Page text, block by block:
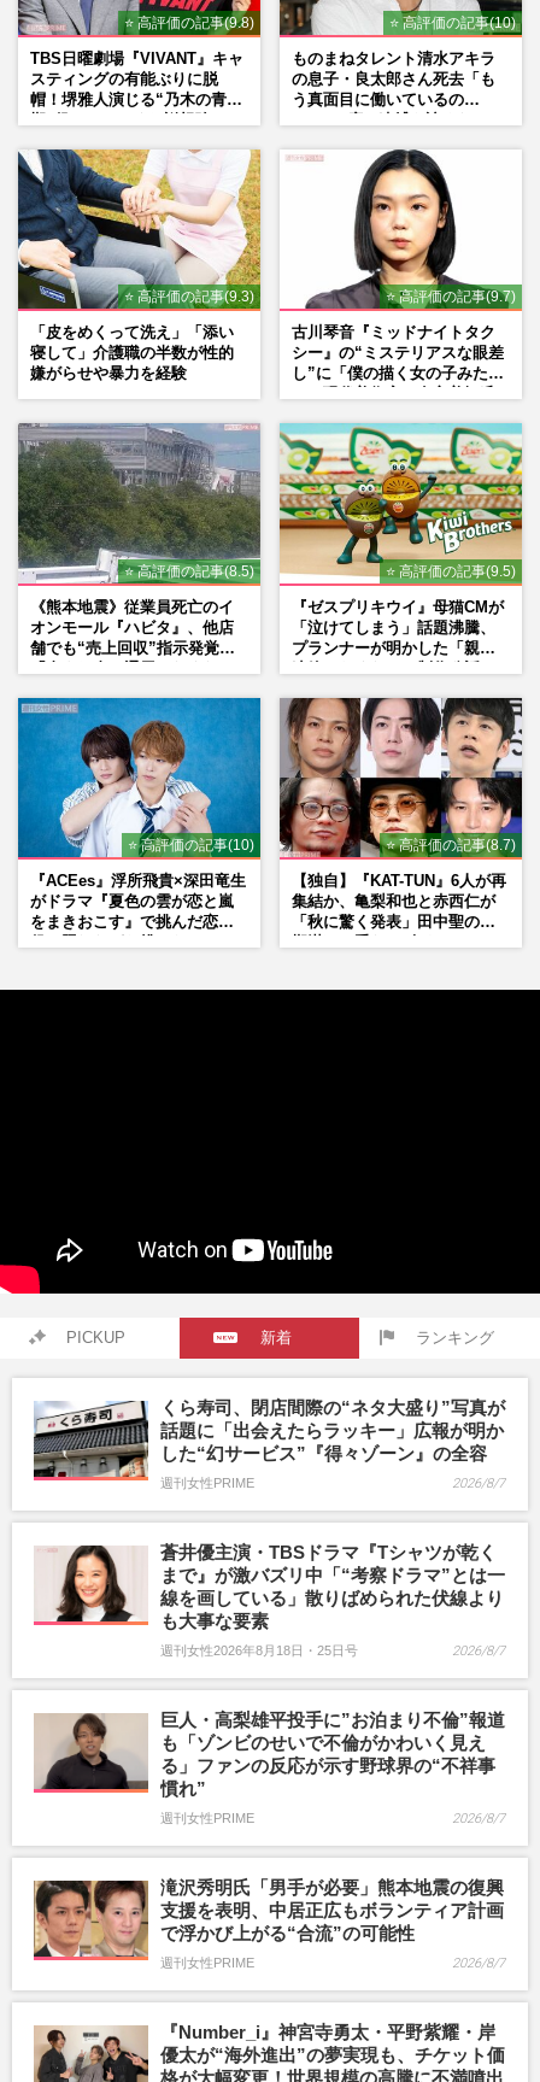
⭐ 高評価の記事(9.8)
TBS日曜劇場『VIVANT』キャ
スティングの有能ぶりに脱
帽！堺雅人演じる“乃木の青年
マン長男・櫻井海音だった
⭐ 高評価の記事(10)
ものまねタレント清水アキラ
の息子・良太郎さん死去「も
う真面目に働いているの
⭐ 高評価の記事(9.3)
「皮をめくって洗え」「添い
寝して」介護職の半数が性的
嫌がらせや暴力を経験
⭐ 高評価の記事(9.7)
古川琴音『ミッドナイトタク
シー』の“ミステリアスな眼差
し”に「僕の描く女の子みた
⭐ 高評価の記事(8.5)
《熊本地震》従業員死亡のイ
オンモール『ハビタ』、他店
舗でも“売上回収”指示発覚で
⭐ 高評価の記事(9.5)
『ゼスプリキウイ』母猫CMが
「泣けてしまう」話題沸騰、
プランナーが明かした「親に
⭐ 高評価の記事(10)
『ACEes』浮所飛貴×深田竜生
がドラマ『夏色の雲が恋と嵐
をまきおこす』で挑んだ恋人
⭐ 高評価の記事(8.7)
【独自】『KAT-TUN』6人が再
集結か、亀梨和也と赤西仁が
「秋に驚く発表」田中聖の刑
PICKUP 新着 ランキング
くら寿司、閉店間際の“ネタ大盛り”写真が
話題に「出会えたらラッキー」広報が明か
した“幻サービス”『得々ゾーン』の全容
週刊女性PRIME 2026/8/7
蒼井優主演・TBSドラマ『Tシャツが乾く
まで』が激バズリ中「“考察ドラマ”とは一
線を画している」散りばめられた伏線より
も大事な要素
週刊女性2026年8月18日・25日号 2026/8/7
巨人・高梨雄平投手に”お泊まり不倫”報道
も「ゾンビのせいで不倫がかわいく見え
る」ファンの反応が示す野球界の“不祥事
慣れ”
週刊女性PRIME 2026/8/7
滝沢秀明氏「男手が必要」熊本地震の復興
支援を表明、中居正広もボランティア計画
で浮かび上がる“合流”の可能性
週刊女性PRIME 2026/8/7
『Number_i』神宮寺勇太・平野紫耀・岸
優太が“海外進出”の夢実現も、チケット価